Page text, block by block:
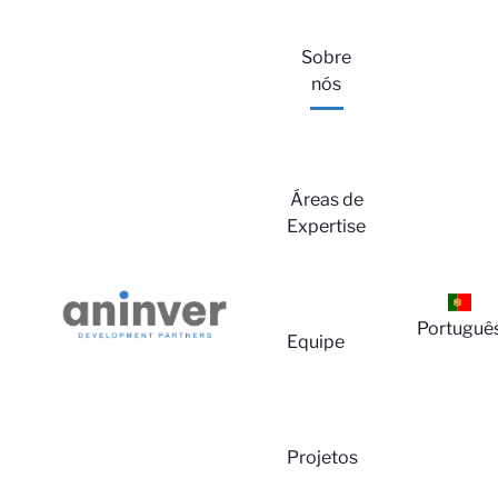
Sobre
nós
Áreas de
Expertise
Equipe
Projetos